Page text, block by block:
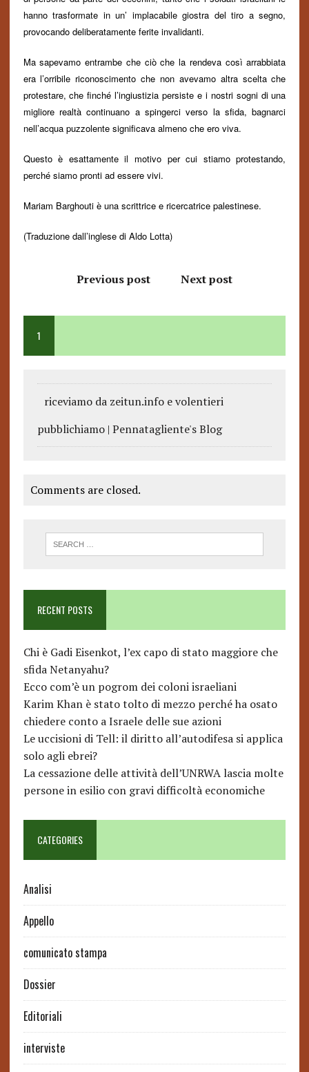
hanno trasformate in un’ implacabile giostra del tiro a segno,
provocando deliberatamente ferite invalidanti.
Ma sapevamo entrambe che ciò che la rendeva così arrabbiata
era l’orribile riconoscimento che non avevamo altra scelta che
protestare, che finchél’ingiustizia persiste e i nostri sogni di una
migliore realtà continuano a spingerci verso la sfida, bagnarci
nell’acqua puzzolente significava almeno che ero viva.
Questo è esattamente il motivo per cui stiamo protestando,
perché siamo pronti ad essere vivi.
Mariam Barghouti è una scrittrice e ricercatrice palestinese.
(Traduzione dall’inglese di Aldo Lotta)
Previous post Next post
1
riceviamo da zeitun.info e volentieri
pubblichiamo | Pennatagliente's Blog
Comments are closed.
RECENT POSTS
Chi è Gadi Eisenkot, l’ex capo di stato maggiore che
sfida Netanyahu?
Ecco com’è un pogrom dei coloni israeliani
Karim Khan è stato tolto di mezzo perché ha osato
chiedere conto a Israele delle sue azioni
Le uccisioni di Tell: il diritto all’autodifesa si applica
solo agli ebrei?
La cessazione delle attività dell’UNRWA lascia molte
persone in esilio con gravi difficoltà economiche
CATEGORIES
Analisi
Appello
comunicato stampa
Dossier
Editoriali
interviste